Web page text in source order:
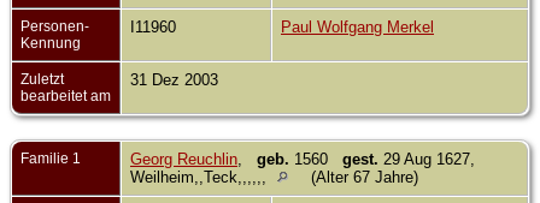
Personen-
Kennung
I11960 Paul Wolfgang Merkel
Zuletzt
bearbeitet am
31 Dez 2003
Familie 1 Georg Reuchlin geb. 1560 gest. 29 Aug 1627,
Weilheim,,Teck,,,,,,
(Alter 67 Jahre)